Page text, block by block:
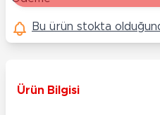
Bu ürün stokta
Ürün Bilgisi